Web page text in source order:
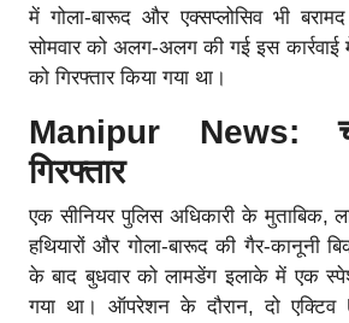
में गोला-बारूद और एक्सप्लोसिव भी
सोमवार को अलग-अलग की गई इस
को गिरफ्तार किया गया था।
Manipur News:
गिरफ्तार
एक सीनियर पुलिस अधिकारी के मुताबिक,
हथियारों और गोला-बारूद की गैर-कानूनी
के बाद बुधवार को लामडेंग इलाके में एक
गया था। ऑपरेशन के दौरान, दो एक्टिव